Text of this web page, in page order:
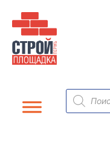
содержимому
Поиск
товаров